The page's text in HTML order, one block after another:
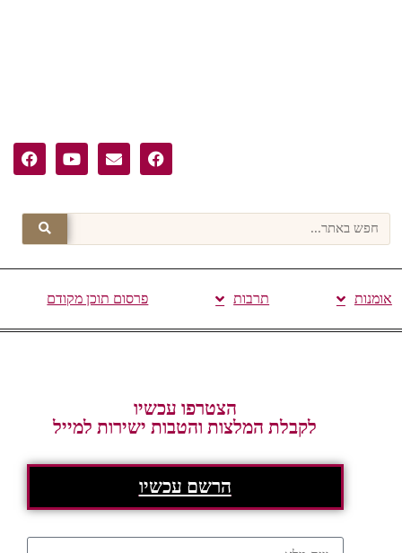
אומנות תרבות פרסום תוכן מקודם
הצטרפו עכשיו
לקבלת המלצות והטבות ישירות למייל
הרשם עכשיו